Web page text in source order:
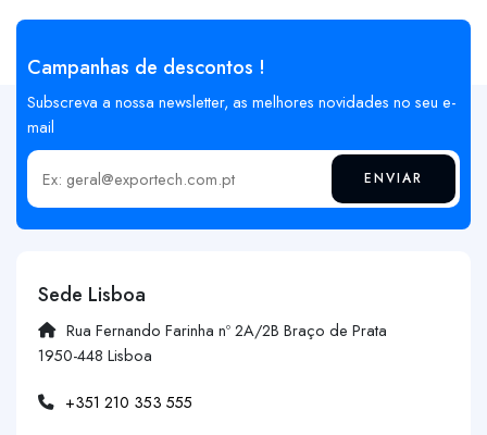
Campanhas de descontos !
Subscreva a nossa newsletter, as melhores novidades no seu e-
mail
Insira o seu email ENVIAR
Sede Lisboa
Rua Fernando Farinha nº 2A/2B Braço de Prata
1950-448 Lisboa
+351 210 353 555